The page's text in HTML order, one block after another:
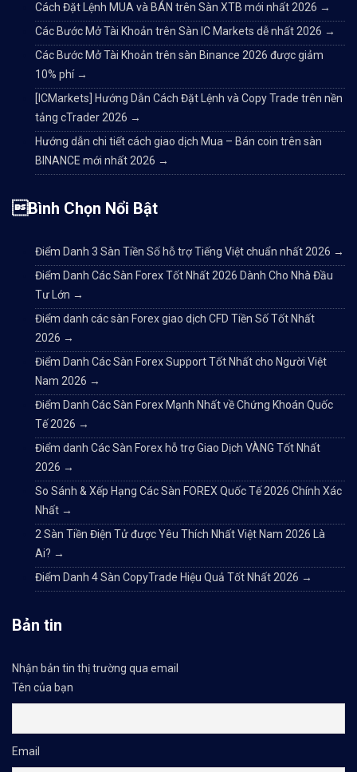
Cách Đặt Lệnh MUA và BÁN trên Sàn XTB mới nhất 2026 →
Các Bước Mở Tài Khoản trên Sàn IC Markets dễ nhất 2026 →
Các Bước Mở Tài Khoản trên sàn Binance 2026 được giảm
10% phí →
[ICMarkets] Hướng Dẫn Cách Đặt Lệnh và Copy Trade trên nền
tảng cTrader 2026 →
Hướng dẫn chi tiết cách giao dịch Mua – Bán coin trên sàn
BINANCE mới nhất 2026 →
Bình Chọn Nổi Bật
Điểm Danh 3 Sàn Tiền Số hỗ trợ Tiếng Việt chuẩn nhất 2026 →
Điểm Danh Các Sàn Forex Tốt Nhất 2026 Dành Cho Nhà Đầu
Tư Lớn →
Điểm danh các sàn Forex giao dịch CFD Tiền Số Tốt Nhất
2026 →
Điểm Danh Các Sàn Forex Support Tốt Nhất cho Người Việt
Nam 2026 →
Điểm Danh Các Sàn Forex Mạnh Nhất về Chứng Khoán Quốc
Tế 2026 →
Điểm danh Các Sàn Forex hỗ trợ Giao Dịch VÀNG Tốt Nhất
2026 →
So Sánh & Xếp Hạng Các Sàn FOREX Quốc Tế 2026 Chính Xác
Nhất →
2 Sàn Tiền Điện Tử được Yêu Thích Nhất Việt Nam 2026 Là
Ai? →
Điểm Danh 4 Sàn CopyTrade Hiệu Quả Tốt Nhất 2026 →
Bản tin
Nhận bản tin thị trường qua email
Tên của bạn
Email